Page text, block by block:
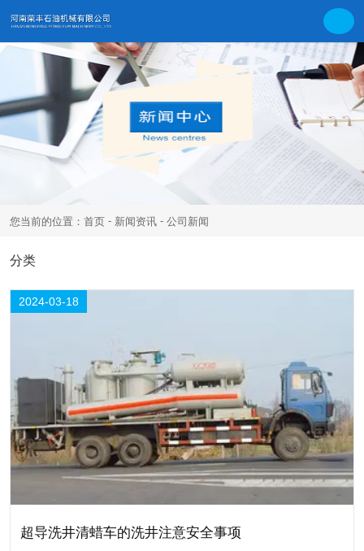
您当前的位置：首页 - 新闻资讯 - 公司新闻
分类
2024-03-18
超导洗井清蜡车的洗井注意安全事项